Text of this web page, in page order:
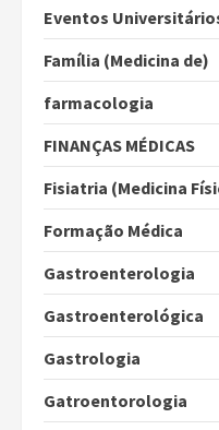
Eventos
Família (Medicina de)
farmacologia
FINANÇAS MÉDICAS
Fisiatria (Medicina
Formação Médica
Gastroenterologia
Gastroenterológica
Gastrologia
Gatroentorologia